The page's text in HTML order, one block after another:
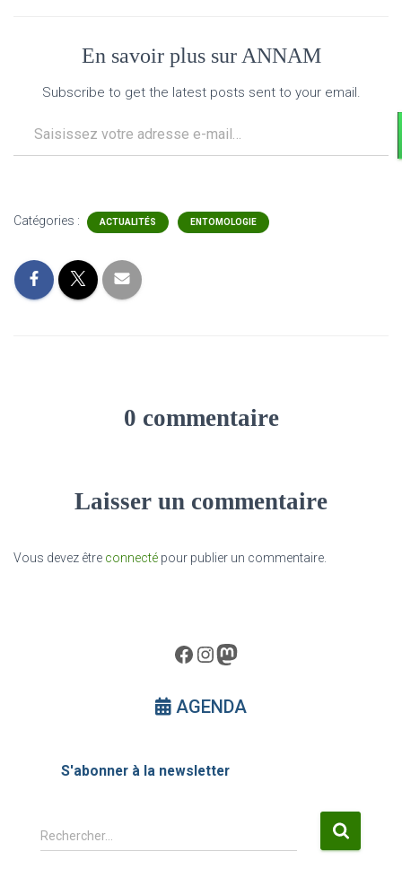
En savoir plus sur ANNAM
Subscribe to get the latest posts sent to your email.
Catégories : ACTUALITÉS ENTOMOLOGIE
0 commentaire
Laisser un commentaire
Vous devez être connecté pour publier un commentaire.
Facebook InstagramMastodon
AGENDA
S'abonner à la newsletter
R
e
Rechercher…